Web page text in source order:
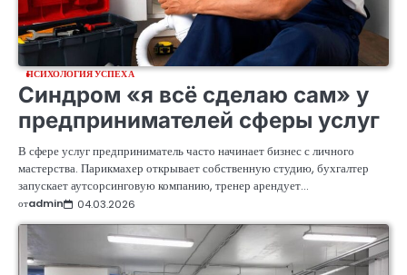
ПСИХОЛОГИЯ УСПЕХА
Синдром «я всё сделаю сам» у
предпринимателей сферы услуг
В сфере услуг предприниматель часто начинает бизнес с личного
мастерства. Парикмахер открывает собственную студию, бухгалтер
запускает аутсорсинговую компанию, тренер арендует…
отadmin 04.03.2026